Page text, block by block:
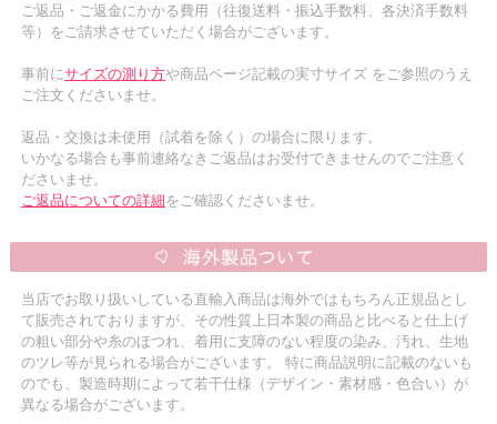
ご返品・ご返金にかかる費用（往復送料・振込手数料、各決済手数料
等）をご請求させていただく場合がございます。
事前にサイズの測り方や商品ページ記載の実寸サイズ をご参照のうえ
ご注文くださいませ。
返品・交換は未使用（試着を除く）の場合に限ります。
いかなる場合も事前連絡なきご返品はお受付できませんのでご注意く
ださいませ。
ご返品についての詳細をご確認くださいませ。
当店でお取り扱いしている直輸入商品は海外ではもちろん正規品とし
て販売されておりますが、その性質上日本製の商品と比べると仕上げ
の粗い部分や糸のほつれ、着用に支障のない程度の染み、汚れ、生地
のツレ等が見られる場合がございます。 特に商品説明に記載のないも
のでも、製造時期によって若干仕様（デザイン・素材感・色合い）が
異なる場合がございます。